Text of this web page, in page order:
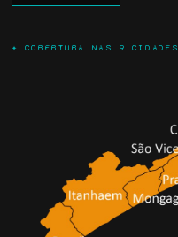
✦ COBERTURA NAS 9 CIDADES